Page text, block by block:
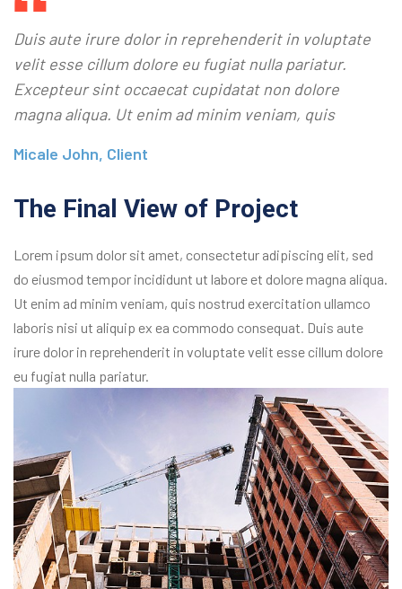
Duis aute irure dolor in reprehenderit in voluptate
velit esse cillum dolore eu fugiat nulla pariatur.
Excepteur sint occaecat cupidatat non dolore
magna aliqua. Ut enim ad minim veniam, quis
Micale John, Client
The Final View of Project
Lorem ipsum dolor sit amet, consectetur adipiscing elit, sed
do eiusmod tempor incididunt ut labore et dolore magna aliqua.
Ut enim ad minim veniam, quis nostrud exercitation ullamco
laboris nisi ut aliquip ex ea commodo consequat. Duis aute
irure dolor in reprehenderit in voluptate velit esse cillum dolore
eu fugiat nulla pariatur.